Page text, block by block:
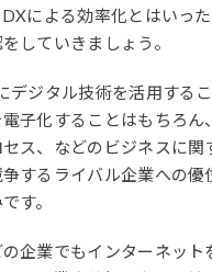
による効率化とはいっ
していきましょう。
デジタル技術を活用する
子化することはもちろん
ス、などのビジネスに関
するライバル企業への優
す。
企業でもインターネット